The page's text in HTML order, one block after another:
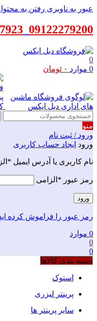
عبور به ناوبری رفتن به
09122279200
0
0 موارد ۰ تومان
منو
ورود / ثبت نام
ورود ایجاد حساب کاربری
نام کاربری یا آدرس ایمیل *
رمز عبور * الزامی
ورود
رمز عبور را فراموش کرده
0 موارد
0
0
دسته بندی کالاها
استوک
پرینتر لیزری
سایر پرینتر ها